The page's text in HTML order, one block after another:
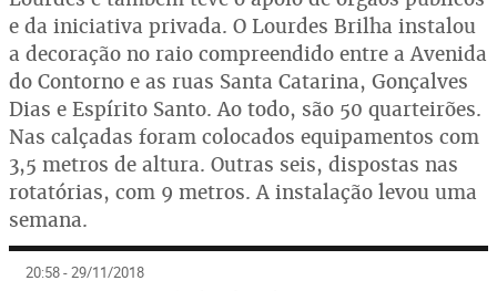
e da iniciativa privada. O Lourdes Brilha instalou
a decoração no raio compreendido entre a Avenida
do Contorno e as ruas Santa Catarina, Gonçalves
Dias e Espírito Santo. Ao todo, são 50 quarteirões.
Nas calçadas foram colocados equipamentos com
3,5 metros de altura. Outras seis, dispostas nas
rotatórias, com 9 metros. A instalação levou uma
semana.
20:58 - 29/11/2018